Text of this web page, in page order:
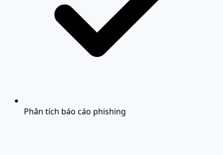
Phân tích báo cáo phishing